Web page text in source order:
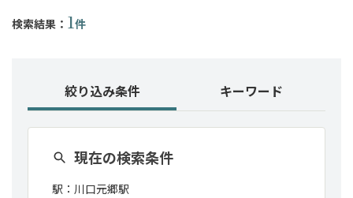
検索結果： 1件
絞り込み条件 キーワード
現在の検索条件
駅： 川口元郷駅